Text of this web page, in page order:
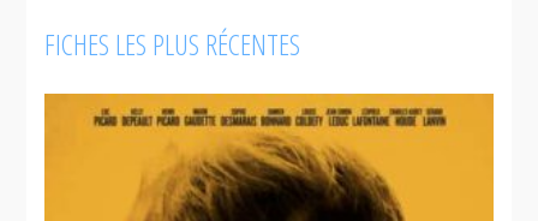
FICHES LES PLUS RÉCENTES